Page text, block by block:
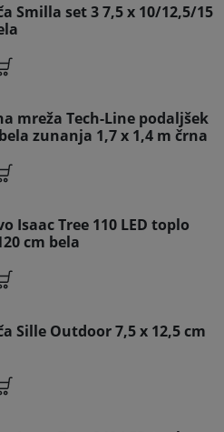
Smilla set 3 7,5 x 10/12,5/15
mreža Tech-Line podaljšek
zunanja 1,7 x 1,4 m črna
Isaac Tree 110 LED toplo
cm bela
Sille Outdoor 7,5 x 12,5 cm